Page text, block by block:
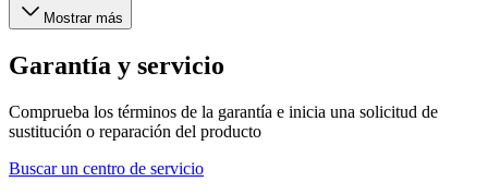
Mostrar más
Garantía y servicio
Comprueba los términos de la garantía e inicia una solicitud de
sustitución o reparación del producto
Buscar un centro de servicio